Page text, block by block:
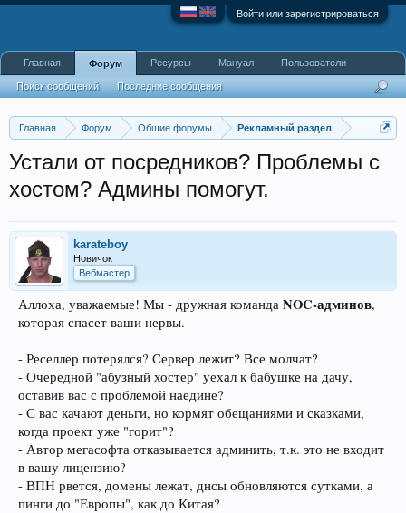
Войти или зарегистрироваться
Главная Форум Общие форумы Рекламный раздел
Устали от посредников? Проблемы с
хостом? Админы помогут.
karateboy
Новичок
Вебмастер
Аллоха, уважаемые! Мы - дружная команда NOC-админов,
которая спасет ваши нервы.
- Реселлер потерялся? Сервер лежит? Все молчат?
- Очередной "абузный хостер" уехал к бабушке на дачу,
оставив вас с проблемой наедине?
- С вас качают деньги, но кормят обещаниями и сказками,
когда проект уже "горит"?
- Автор мегасофта отказывается админить, т.к. это не входит
в вашу лицензию?
- ВПН рвется, домены лежат, днсы обновляются сутками, а
пинги до "Европы", как до Китая?
Главная Форум
Поиск сообщений Последние сообщения
Ресурсы Мануал Пользователи